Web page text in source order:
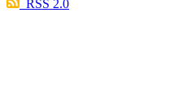
RSS 2.0